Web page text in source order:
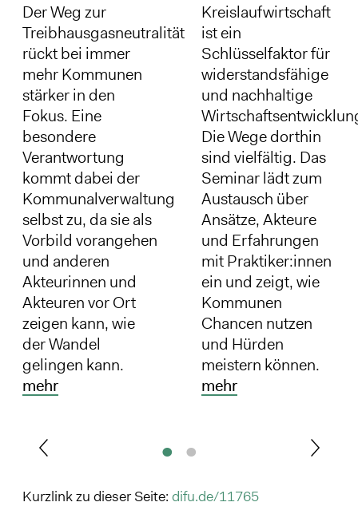
Der Weg zur
Treibhausgasneutralität
rückt bei immer
mehr Kommunen
stärker in den
Fokus. Eine
besondere
Verantwortung
kommt dabei der
Kommunalverwaltung
selbst zu, da sie als
Vorbild vorangehen
und anderen
Akteurinnen und
Akteuren vor Ort
zeigen kann, wie
der Wandel
gelingen kann.
mehr
Kreislaufwirtschaft
ist ein
Schlüsselfaktor für
widerstandsfähige
und nachhaltige
Die Wege dorthin
sind vielfältig. Das
Seminar lädt zum
Austausch über
Ansätze, Akteure
und Erfahrungen
mit Praktiker:innen
ein und zeigt, wie
Kommunen
Chancen nutzen
und Hürden
meistern können.
mehr
Kurzlink zu dieser Seite: difu.de/11765